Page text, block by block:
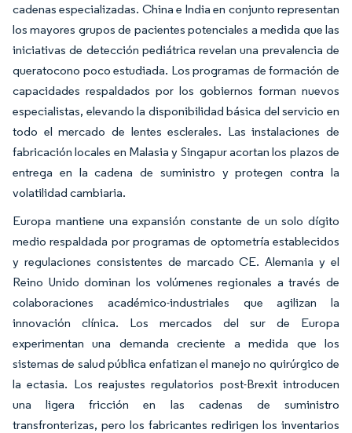
cadenas especializadas. China e India en conjunto representan
los mayores grupos de pacientes potenciales a medida que las
iniciativas de detección pediátrica revelan una prevalencia de
queratocono poco estudiada. Los programas de formación de
capacidades respaldados por los gobiernos forman nuevos
especialistas, elevando la disponibilidad básica del servicio en
todo el mercado de lentes esclerales. Las instalaciones de
fabricación locales en Malasia y Singapur acortan los plazos de
entrega en la cadena de suministro y protegen contra la
volatilidad cambiaria.
Europa mantiene una expansión constante de un solo dígito
medio respaldada por programas de optometría establecidos
y regulaciones consistentes de marcado CE. Alemania y el
Reino Unido dominan los volúmenes regionales a través de
colaboraciones académico-industriales que agilizan la
innovación clínica. Los mercados del sur de Europa
experimentan una demanda creciente a medida que los
sistemas de salud pública enfatizan el manejo no quirúrgico de
la ectasia. Los reajustes regulatorios post-Brexit introducen
una ligera fricción en las cadenas de suministro
transfronterizas, pero los fabricantes redirigen los inventarios